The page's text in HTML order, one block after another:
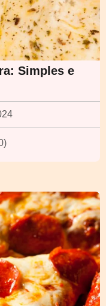
Simples e
)